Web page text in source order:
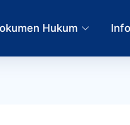
Hukum